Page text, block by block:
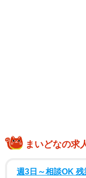
「きっと私が乗って
リーによると、車は
まいどなの求
週3日～相談OK